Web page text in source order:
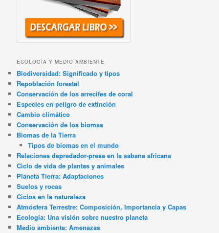
ECOLOGÍA Y MEDIO AMBIENTE
Biodiversidad: Significado y tipos
Repoblación forestal
Conservación de los arrecifes de coral
Especies en peligro de extinción
Cambio climático
Conservación de los biomas
Biomas de la Tierra
Tipos de biomas en el mundo
Relaciones depredador-presa en la sabana africana
Ciclo de vida de plantas y animales
Planeta Tierra: Adaptaciones
Suelos y rocas
Ciclos en la naturaleza
Atmósfera Terrestre: Composición, Importancia y Capas
Ecología: Una visión sobre nuestro planeta
Medio ambiente: Amenazas